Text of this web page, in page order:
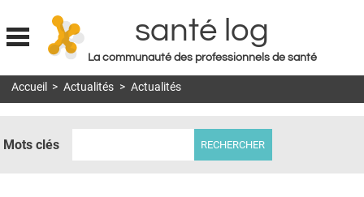
Jump to navigation
santé log
La communauté des professionnels de santé
MON COMPTE
Accueil > Actualités > Actualités
Mots clés